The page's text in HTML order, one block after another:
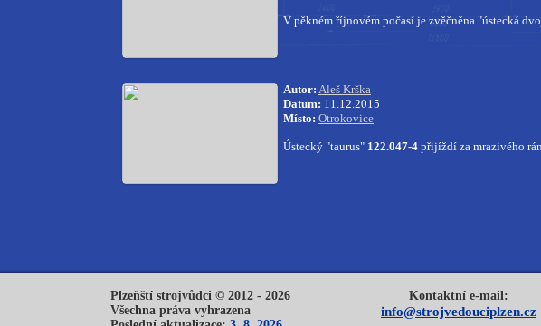
V pěkném říjnovém počasí je zvěčněna "ústecká
Autor: Aleš Krška
Datum: 11.12.2015
Místo: Otrokovice
Ústecký "taurus" 122.047-4 přijíždí za mrazivého
Plzeňští strojvůdci © 2012 - 2026
Všechna práva vyhrazena
Kontaktní e-mail:
info@strojvedouciplzen.cz